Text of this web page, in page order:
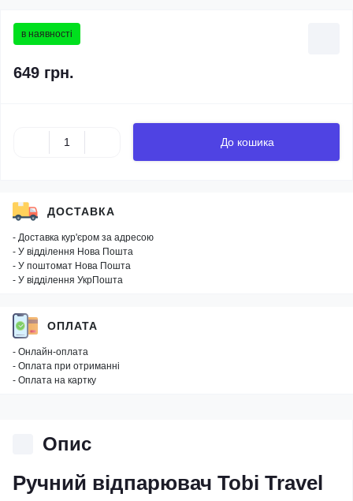
в наявності
649 грн.
До кошика
ДОСТАВКА
- Доставка кур'єром за адресою
- У відділення Нова Пошта
- У поштомат Нова Пошта
- У відділення УкрПошта
ОПЛАТА
- Онлайн-оплата
- Оплата при отриманні
- Оплата на картку
Опис
Ручний відпарювач Tobi Travel